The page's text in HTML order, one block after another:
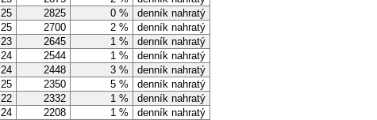
25 2825 0 %
denník nahratý
25 2700 2 %
denník nahratý
23 2645 1 %
denník nahratý
24 2544 1 %
denník nahratý
24 2448 3 %
denník nahratý
25 2350 5 %
denník nahratý
22 2332 1 %
denník nahratý
24 2208 1 %
denník nahratý